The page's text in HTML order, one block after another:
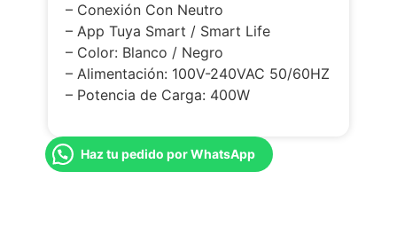
– Conexión Con Neutro
– App Tuya Smart / Smart Life
– Color: Blanco / Negro
– Alimentación: 100V-240VAC 50/60HZ
– Potencia de Carga: 400W
Haz tu pedido por WhatsApp